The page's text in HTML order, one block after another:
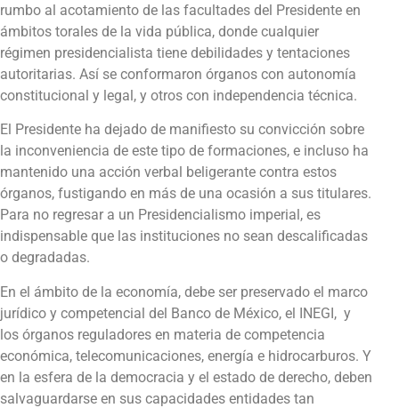
rumbo al acotamiento de las facultades del Presidente en
ámbitos torales de la vida pública, donde cualquier
régimen presidencialista tiene debilidades y tentaciones
autoritarias. Así se conformaron órganos con autonomía
constitucional y legal, y otros con independencia técnica.
El Presidente ha dejado de manifiesto su convicción sobre
la inconveniencia de este tipo de formaciones, e incluso ha
mantenido una acción verbal beligerante contra estos
órganos, fustigando en más de una ocasión a sus titulares.
Para no regresar a un Presidencialismo imperial, es
indispensable que las instituciones no sean descalificadas
o degradadas.
En el ámbito de la economía, debe ser preservado el marco
jurídico y competencial del Banco de México, el INEGI, y
los órganos reguladores en materia de competencia
económica, telecomunicaciones, energía e hidrocarburos. Y
en la esfera de la democracia y el estado de derecho, deben
salvaguardarse en sus capacidades entidades tan